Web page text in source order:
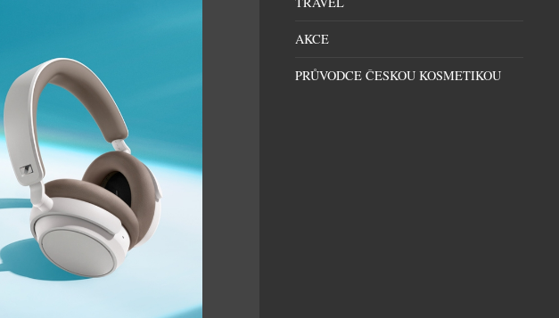
AKCE
PRŮVODCE ČESKOU KOSMETIKOU